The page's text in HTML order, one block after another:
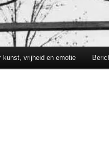
kunst, vrijheid en emotie